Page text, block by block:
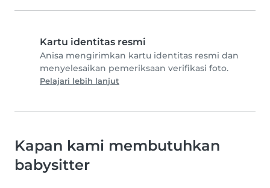
Kartu identitas resmi
Anisa mengirimkan kartu identitas resmi dan
menyelesaikan pemeriksaan verifikasi foto.
Pelajari lebih lanjut
Kapan kami membutuhkan
babysitter